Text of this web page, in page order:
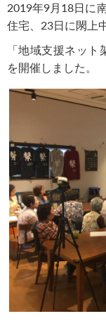
2019年9月18日に
住宅、23日に閖上
「地域支援ネッ
を開催しました。